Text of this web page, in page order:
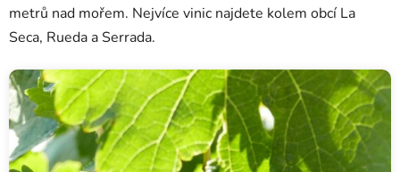
metrů nad mořem. Nejvíce vinic najdete kolem obcí La
Seca, Rueda a Serrada.